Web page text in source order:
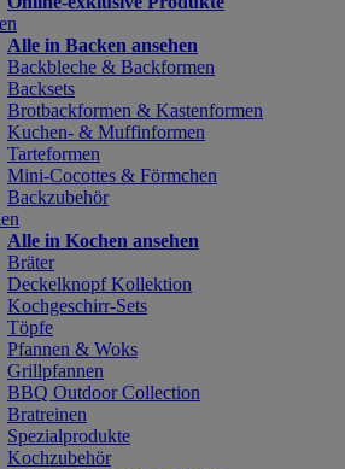
Alle in Backen ansehen
Backbleche & Backformen
Backsets
Brotbackformen & Kastenformen
Kuchen- & Muffinformen
Tarteformen
Mini-Cocottes & Förmchen
Backzubehör
Alle in Kochen ansehen
Bräter
Deckelknopf Kollektion
Kochgeschirr-Sets
Töpfe
Pfannen & Woks
Grillpfannen
BBQ Outdoor Collection
Bratreinen
Spezialprodukte
Kochzubehör